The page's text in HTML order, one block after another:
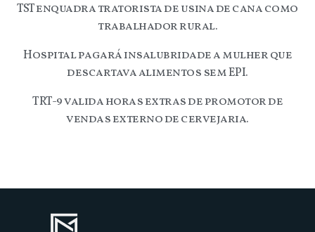
TST enquadra tratorista de usina de cana como
trabalhador rural.
Hospital pagará insalubridade a mulher que
descartava alimentos sem EPI.
TRT-9 valida horas extras de promotor de
vendas externo de cervejaria.